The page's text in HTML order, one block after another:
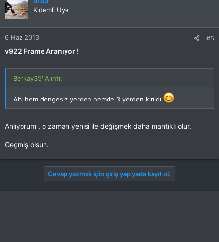
Kıdemli Uye
6 Haz 2013 #5
v922 Frame Aranıyor !
Berkay35' Alıntı:
Abi hem dengesiz yerden hemde 3 yerden kırıldı
Anlıyorum , o zaman yenisi ile değişmek daha mantıklı olur.
Geçmiş olsun.
Cevap yazmak için giriş yap yada kayıt ol.